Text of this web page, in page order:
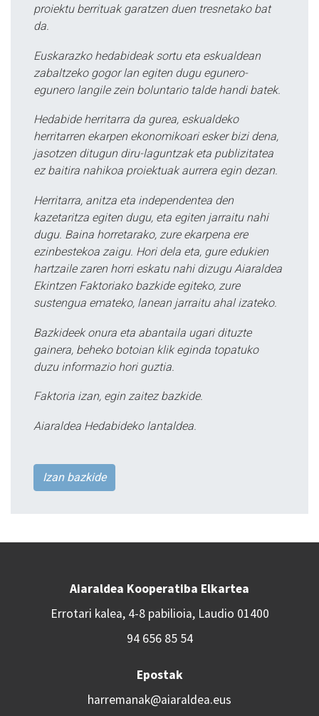
proiektu berrituak garatzen duen tresnetako bat
da.
Euskarazko hedabideak sortu eta eskualdean
zabaltzeko gogor lan egiten dugu egunero-
egunero langile zein boluntario talde handi batek.
Hedabide herritarra da gurea, eskualdeko
herritarren ekarpen ekonomikoari esker bizi dena,
jasotzen ditugun diru-laguntzak eta publizitatea
ez baitira nahikoa proiektuak aurrera egin dezan.
Herritarra, anitza eta independentea den
kazetaritza egiten dugu, eta egiten jarraitu nahi
dugu. Baina horretarako, zure ekarpena ere
ezinbestekoa zaigu. Hori dela eta, gure edukien
hartzaile zaren horri eskatu nahi dizugu Aiaraldea
Ekintzen Faktoriako bazkide egiteko, zure
sustengua emateko, lanean jarraitu ahal izateko.
Bazkideek onura eta abantaila ugari dituzte
gainera, beheko botoian klik eginda topatuko
duzu informazio hori guztia.
Faktoria izan, egin zaitez bazkide.
Aiaraldea Hedabideko lantaldea.
Izan bazkide
Aiaraldea Kooperatiba Elkartea
Errotari kalea, 4-8 pabilioia, Laudio 01400
94 656 85 54
Epostak
harremanak@aiaraldea.eus